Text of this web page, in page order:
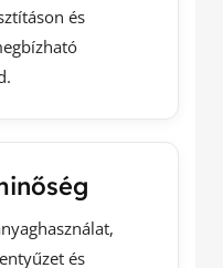
és
és